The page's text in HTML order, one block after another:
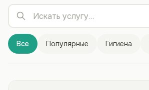
Все Популярные Гигиена